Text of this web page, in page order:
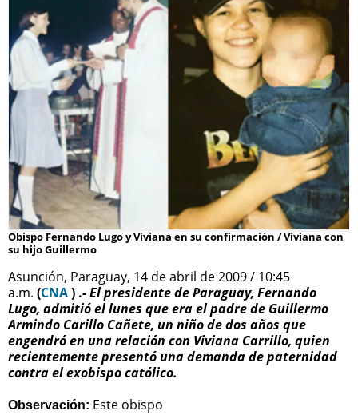
Obispo Fernando Lugo y Viviana en su confirmación / Viviana con
su hijo Guillermo
Asunción, Paraguay, 14 de abril de 2009 / 10:45
a.m. (CNA) .-El presidente de Paraguay, Fernando
Lugo, admitió el lunes que era el padre de Guillermo
Armindo Carillo Cañete, un niño de dos años que
engendró en una relación con Viviana Carrillo, quien
recientemente presentó una demanda de paternidad
contra el exobispo católico.
Observación: Este obispo